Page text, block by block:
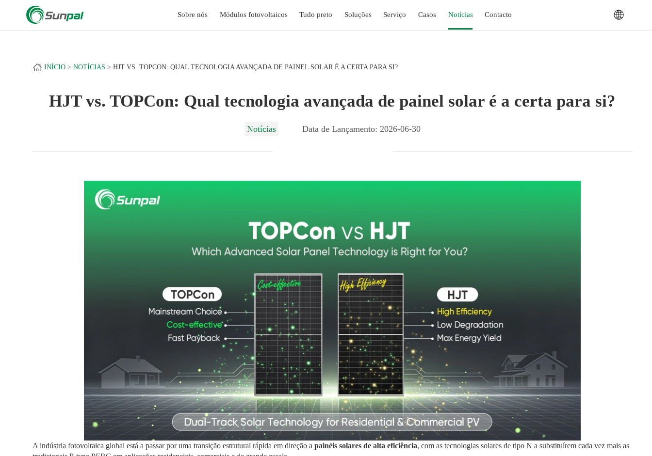
Sobre nós Módulos fotovoltaicos Tudo preto Soluções Serviço Casos Notícias Contacto
INÍCIO NOTÍCIAS HJT VS. TOPCON: QUAL TECNOLOGIA AVANÇADA DE PAINEL SOLAR É A CERTA PARA SI?
HJT vs. TOPCon: Qual tecnologia avançada de painel solar é a certa para si?
Notícias Data de Lançamento: 2026-06-30
A indústria fotovoltaica global está a passar por uma transição estrutural rápida em direção apainéis solares de alta eficiência, com as tecnologias solares de tipo N a substituírem cada vez mais as